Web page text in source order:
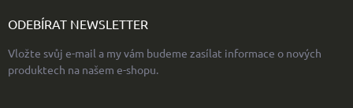
ODEBÍRAT NEWSLETTER
Vložte svůj e-mail a my vám budeme zasílat informace o nových
produktech na našem e-shopu.